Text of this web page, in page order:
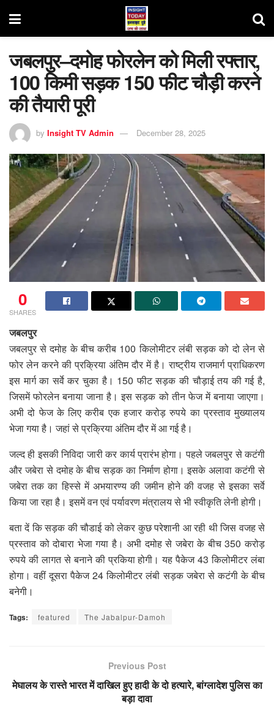
जबलपुर–दमोह फोरलेन को मिली रफ्तार,
100 किमी सड़क 150 फीट चौड़ी करने
की तैयारी पूरी
by Insight TV Admin December 28, 2025
0
SHARES
जबलपुर
जबलपुर से दमोह के बीच करीब 100 किलोमीटर लंबी सड़क को दो लेन से
फोर लेन करने की प्रक्रिया अंतिम दौर में है। राष्ट्रीय राजमार्ग प्राधिकरण
इस मार्ग का सर्वे कर चुका है। 150 फीट सड़क की चौड़ाई तय की गई है,
जिसमें फोरलेन बनाया जाना है। इस सड़क को तीन फेज में बनाया जाएगा।
अभी दो फेज के लिए करीब एक हजार करोड़ रुपये का प्रस्ताव मुख्यालय
भेजा गया है। जहां से प्रक्रिया अंतिम दौर में आ गई है।
जल्द ही इसकी निविदा जारी कर कार्य प्रारंभ होगा। पहले जबलपुर से कटंगी
और जबेरा से दमोह के बीच सड़क का निर्माण होगा। इसके अलावा कटंगी से
जबेरा तक का हिस्से में अभयारण्य की जमीन होने की वजह से इसका सर्वे
किया जा रहा है। इसमें वन एवं पर्यावरण मंत्रालय से भी स्वीकृति लेनी होगी।
बता दें कि सड़क की चौडाई को लेकर कुछ परेशानी आ रही थी जिस वजह से
प्रस्ताव को दोबारा भेजा गया है। अभी दमोह से जबेरा के बीच 350 करोड़
रुपये की लागत से बनाने की प्रकिया होगी। यह पैकेज 43 किलोमीटर लंबा
होगा। वहीं दूसरा पैकेज 24 किलोमीटर लंबी सड़क जबेरा से कटंगी के बीच
बनेगी।
Tags: featured The Jabalpur-Damoh
Previous Post
मेघालय के रास्ते भारत में दाखिल हुए हादी के दो हत्यारे, बांग्लादेश पुलिस का
बड़ा दावा